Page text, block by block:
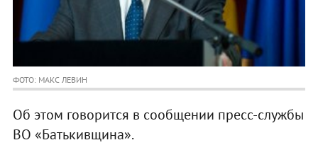
ФОТО: МАКС ЛЕВИН
Об этом говорится в сообщении пресс-службы
ВО «Батькивщина».